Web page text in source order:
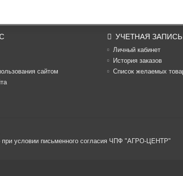
сайтом
УЧЕТНАЯ ЗАПИСЬ
Личный кабинет
История заказов
Список желаемых
при условии письменного согласия ЧПФ "АГРО-ЦЕНТР"